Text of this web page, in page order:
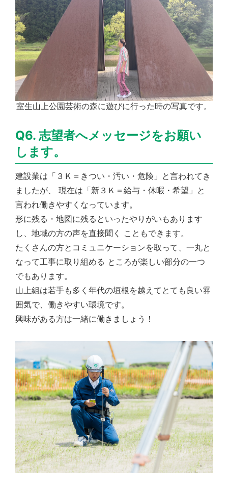
室生山上公園芸術の森に遊びに行った時の写真です。
Q6. 志望者へメッセージをお願い
します。
建設業は「３Ｋ＝きつい・汚い・危険」と言われてき
ましたが、 現在は「新３Ｋ＝給与・休暇・希望」と
言われ働きやすくなっています。
形に残る・地図に残るといったやりがいもあります
し、地域の方の声を直接聞く こともできます。
たくさんの方とコミュニケーションを取って、一丸と
なって工事に取り組める ところが楽しい部分の一つ
でもあります。
山上組は若手も多く年代の垣根を越えてとても良い雰
囲気で、働きやすい環境です。
興味がある方は一緒に働きましょう！